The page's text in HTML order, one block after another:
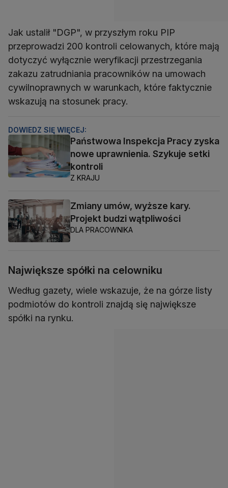
Jak ustalił "DGP", w przyszłym roku PIP
przeprowadzi 200 kontroli celowanych, które mają
dotyczyć wyłącznie weryfikacji przestrzegania
zakazu zatrudniania pracowników na umowach
cywilnoprawnych w warunkach, które faktycznie
wskazują na stosunek pracy.
DOWIEDZ SIĘ WIĘCEJ:
Państwowa Inspekcja Pracy zyska
nowe uprawnienia. Szykuje setki
kontroli
Z KRAJU
Zmiany umów, wyższe kary.
Projekt budzi wątpliwości
DLA PRACOWNIKA
Największe spółki na celowniku
Według gazety, wiele wskazuje, że na górze listy
podmiotów do kontroli znajdą się największe
spółki na rynku.